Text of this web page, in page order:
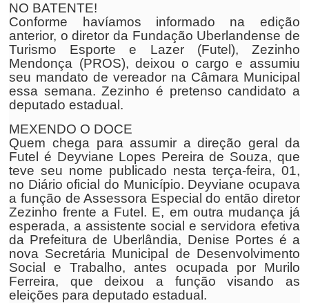
NO BATENTE!
Conforme havíamos informado na edição
anterior, o diretor da Fundação Uberlandense de
Turismo Esporte e Lazer (Futel), Zezinho
Mendonça (PROS), deixou o cargo e assumiu
seu mandato de vereador na Câmara Municipal
essa semana. Zezinho é pretenso candidato a
deputado estadual.
MEXENDO O DOCE
Quem chega para assumir a direção geral da
Futel é Deyviane Lopes Pereira de Souza, que
teve seu nome publicado nesta terça-feira, 01,
no Diário oficial do Município. Deyviane ocupava
a função de Assessora Especial do então diretor
Zezinho frente a Futel. E, em outra mudança já
esperada, a assistente social e servidora efetiva
da Prefeitura de Uberlândia, Denise Portes é a
nova Secretária Municipal de Desenvolvimento
Social e Trabalho, antes ocupada por Murilo
Ferreira, que deixou a função visando as
eleições para deputado estadual.